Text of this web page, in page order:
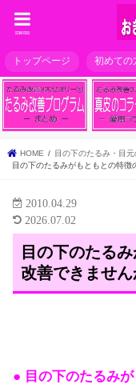
menu
トップページ 初めての
HOME
目の下のたるみ・目元
目の下のたるみがもともとの特徴
2010.04.29
2026.07.02
目の下のたる
改善できません
● 目の下のたるみ